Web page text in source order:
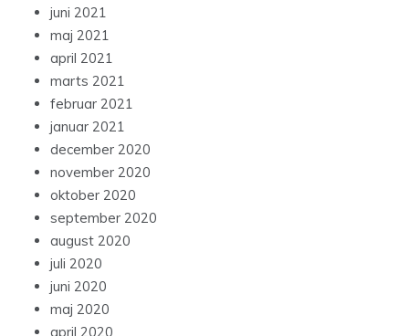
juni 2021
maj 2021
april 2021
marts 2021
februar 2021
januar 2021
december 2020
november 2020
oktober 2020
september 2020
august 2020
juli 2020
juni 2020
maj 2020
april 2020